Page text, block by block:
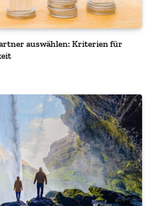
auswählen: Kriterien für